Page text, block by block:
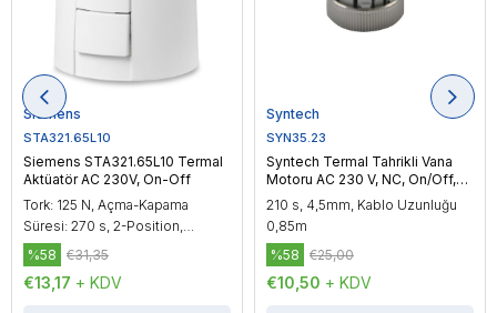
Siemens
STA321.65L10
Siemens STA321.65L10 Termal
Aktüatör AC 230V, On-Off
Tork: 125 N, Açma-Kapama
Süresi: 270 s, 2-Position,
Stroke: 6.5mm, IP54, Kablo
Uzunluğu: 1m
€13,17 + KDV
%58 €31,35
Syntech
SYN35.23
Syntech Termal Tahrikli Vana
Motoru AC 230 V, NC, On/Off,
2P
210 s, 4,5mm, Kablo Uzunluğu
0,85m
€10,50 + KDV
%58 €25,00